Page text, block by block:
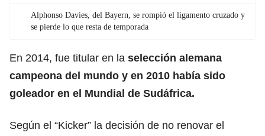
Alphonso Davies, del Bayern, se rompió el ligamento cruzado y
se pierde lo que resta de temporada
En 2014, fue titular en la selección alemana
campeona del mundo y en 2010 había sido
goleador en el Mundial de Sudáfrica.
Según el “Kicker” la decisión de no renovar el